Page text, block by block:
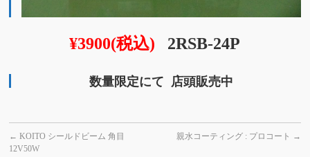
¥3900(税込) 2RSB-24P
数量限定にて 店頭販売中
← KOITO シールドビーム 角目
12V50W
親水コーティング : プロコート →